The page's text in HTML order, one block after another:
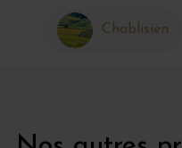
Chablisien